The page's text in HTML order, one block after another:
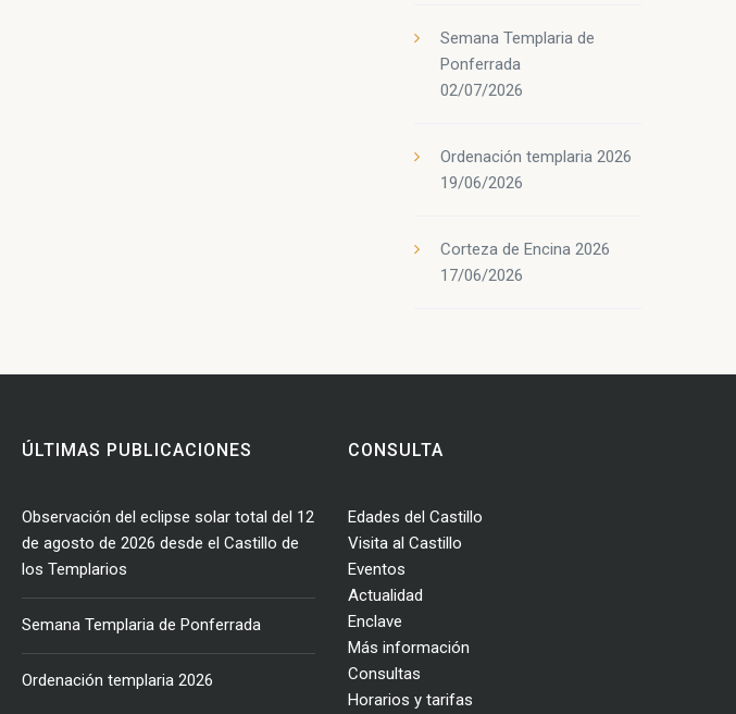
Semana Templaria de
Ponferrada
02/07/2026
Ordenación templaria 2026
19/06/2026
Corteza de Encina 2026
17/06/2026
ÚLTIMAS PUBLICACIONES
Observación del eclipse solar total del 12
de agosto de 2026 desde el Castillo de
los Templarios
Semana Templaria de Ponferrada
Ordenación templaria 2026
CONSULTA
Edades del Castillo
Visita al Castillo
Eventos
Actualidad
Enclave
Más información
Consultas
Horarios y tarifas